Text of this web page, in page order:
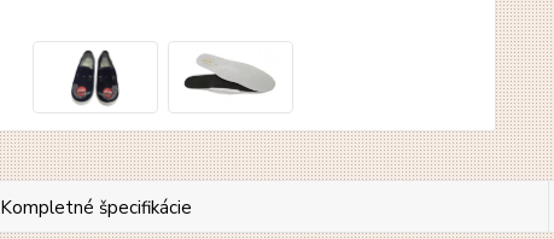
Kompletné špecifikácie